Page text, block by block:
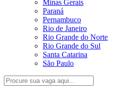
Minas Gerais
Paraná
Pernambuco
Rio de Janeiro
Rio Grande do Norte
Rio Grande do Sul
Santa Catarina
São Paulo